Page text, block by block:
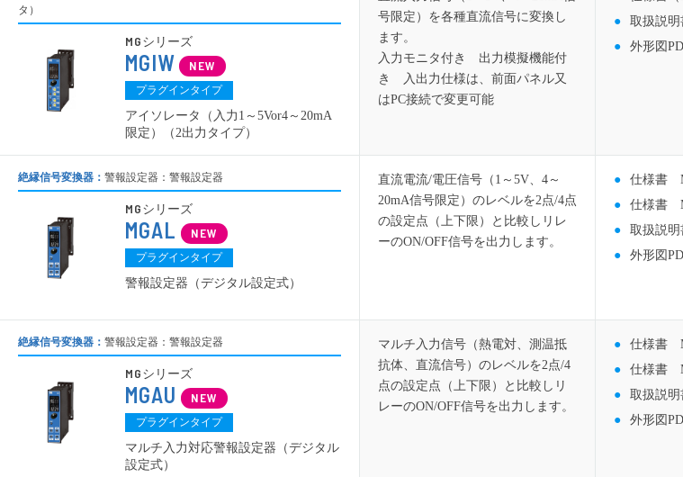
号限定）を各種直流信号に変換し
ます。
入力モニタ付き 出力模擬機能付
き 入出力仕様は、前面パネル又
はPC接続で変更可能
取扱説明
外形図
直流電流/電圧信号（1～5V、4～
20mA信号限定）のレベルを2点/4点
の設定点（上下限）と比較しリレ
ーのON/OFF信号を出力します。
仕様書
仕様書
取扱説明
外形図
マルチ入力信号（熱電対、測温抵
抗体、直流信号）のレベルを2点/4
点の設定点（上下限）と比較しリ
レーのON/OFF信号を出力します。
仕様書
仕様書
取扱説明
外形図
タ）
MG シリーズ
MGIW
プラグインタイプ
アイソレータ（入力1～5Vor4～20mA
限定）（2出力タイプ）
絶縁信号変換器： 警報設定器：警報設定器
MG シリーズ
MGAL
プラグインタイプ
警報設定器（デジタル設定式）
絶縁信号変換器： 警報設定器：警報設定器
MG シリーズ
MGAU
プラグインタイプ
マルチ入力対応警報設定器（デジタル
設定式）